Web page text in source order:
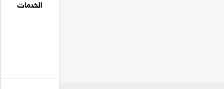
الخدمات